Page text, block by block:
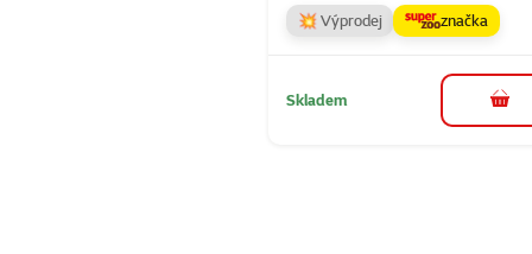
💥 Výprodej značka
Skladem do